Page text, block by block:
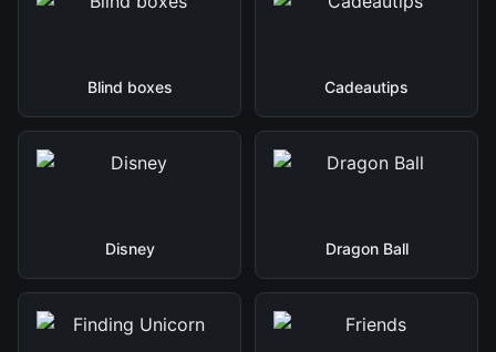
Blind boxes Cadeautips
Disney Dragon Ball